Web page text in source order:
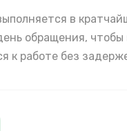
в
обращения, чтобы
к работе без